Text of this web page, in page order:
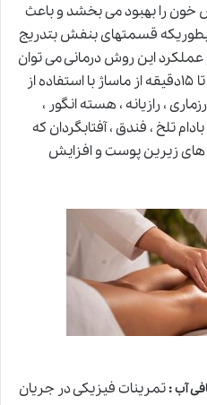
را بهبود می بخشد و باعث
قسمتهای بنفش بتدریج
این روش درمانی می توان
هر روز دو بار و هر بار به مدت ۱۰ تا ۱۵دقیقه از ماساژ با استفاده از
، رازیانه ، هسته انگور ،
تلخ ، فندق ، آفتابگردان که
های زیرین پوست و افزایش
آب:تمرینات فیزیکی در جریان